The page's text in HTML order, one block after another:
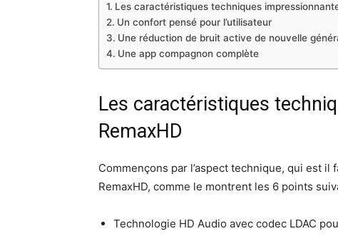
Les caractéristiques techniques
Un confort pensé pour l’utilisateur
Une réduction de bruit active de nouvelle
Une app compagnon complète
Les caractéristiques
RemaxHD
Commençons par l’aspect technique, qui est
RemaxHD, comme le montrent les 6 points
Technologie HD Audio avec codec LDAC